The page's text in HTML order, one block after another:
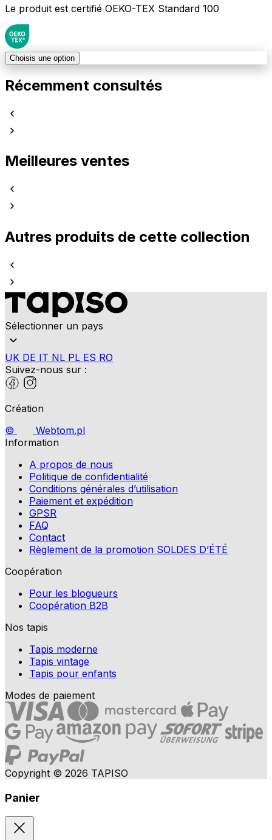
Le produit est certifié OEKO-TEX Standard 100
Choisis une option
Récemment consultés
Meilleures ventes
Autres produits de cette collection
Sélectionner un pays
UK DE IT NL PL ES RO
Suivez-nous sur :
Création
©
Webtom.pl
Information
A propos de nous
Politique de confidentialité
Conditions générales d’utilisation
Paiement et expédition
GPSR
FAQ
Contact
Règlement de la promotion SOLDES D’ÉTÉ
Coopération
Pour les blogueurs
Coopération B2B
Nos tapis
Tapis moderne
Tapis vintage
Tapis pour enfants
Modes de paiement
Copyright © 2026 TAPISO
Panier